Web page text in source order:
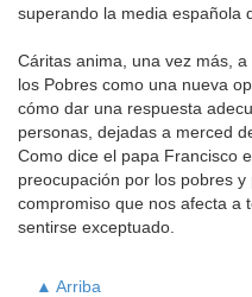
superando la media española
Cáritas anima, una vez más,
los Pobres como una nueva
cómo dar una respuesta
personas, dejadas a merced
Como dice el papa Francisco
preocupación por los pobres
compromiso que nos afecta a
sentirse exceptuado.
▲ Arriba